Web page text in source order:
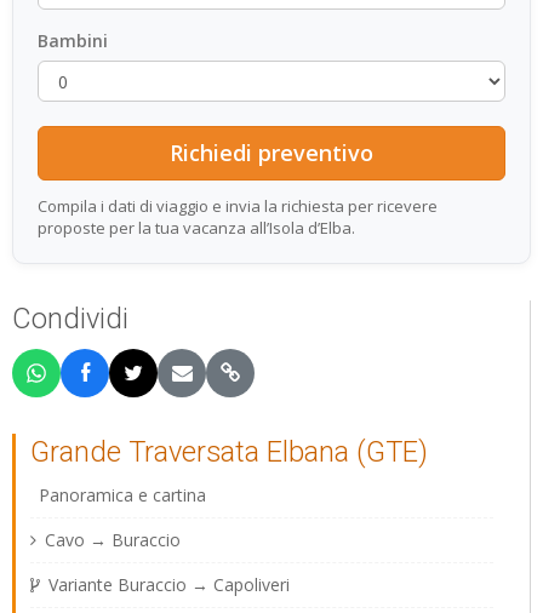
Bambini
Compila i dati di viaggio e invia la richiesta per ricevere
proposte per la tua vacanza all’Isola d’Elba.
Condividi
Grande Traversata Elbana (GTE)
Panoramica e cartina
Cavo → Buraccio
Variante Buraccio → Capoliveri